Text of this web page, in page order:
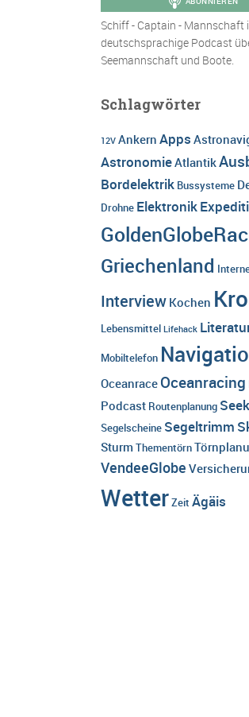
Schiff - Captain - Mannschaft
deutschsprachige Podcast
Seemannschaft und Boote.
Schlagwörter
12V Ankern Apps
AstronomieAtlantik
Bordelektrik Bussysteme
Drohne Elektronik
Griechenland
Interview Kochen
Lebensmittel Lifehack
Mobiltelefon
Oceanrace Oceanracing
Podcast Routenplanung
Segelscheine Segeltrimm
SturmThementörn
VendeeGlobe
WetterZeit Ägäis